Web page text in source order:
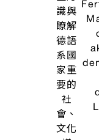
議
題。
本課
程為
整合